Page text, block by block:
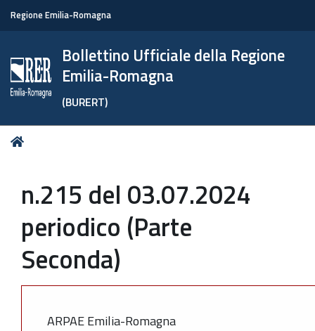
Regione Emilia-Romagna
Bollettino Ufficiale della Regione
Emilia-Romagna
(BURERT)
Tu
n.215 del 03.07.2024
periodico (Parte
Seconda)
ARPAE Emilia-Romagna